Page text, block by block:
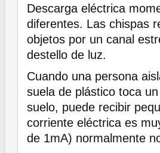
Descarga eléctrica
diferentes. Las chispas
objetos por un canal
destello de luz.
Cuando una persona
suela de plástico toca
suelo, puede recibir
corriente eléctrica es
de 1mA) normalmente